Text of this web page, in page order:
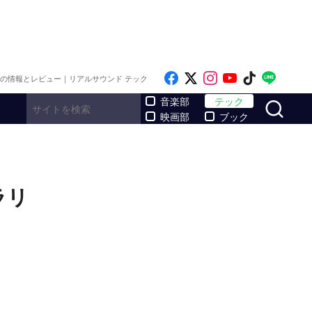
情報とレビュー｜リアルサウンド テック Like on Facebook
Follow on x
Follow on
Follow on
Follow
音楽部
映画部
テック
ブック